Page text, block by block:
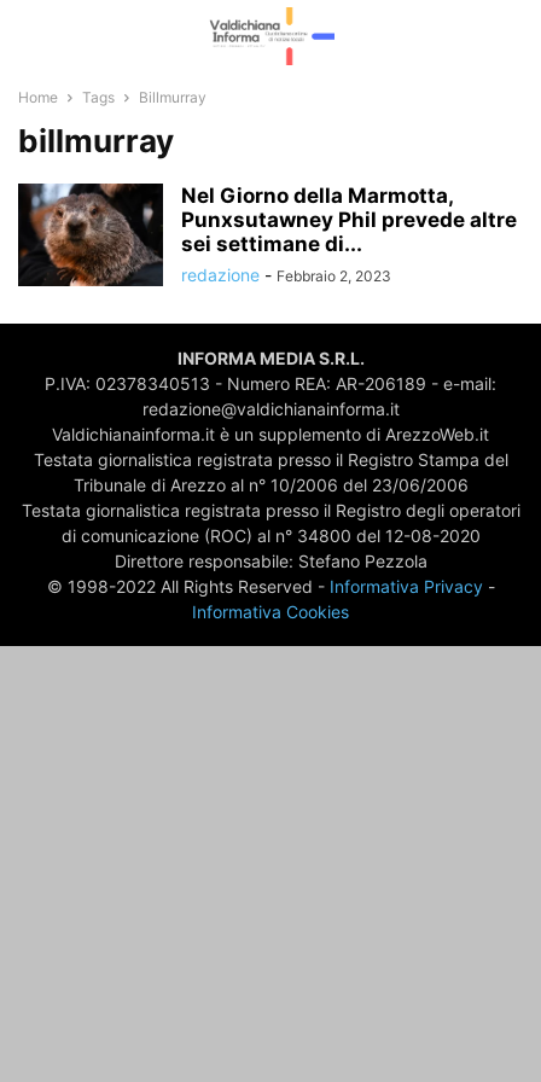
Home Tags Billmurray
billmurray
Nel Giorno della Marmotta,
Punxsutawney Phil prevede altre
sei settimane di...
redazione - Febbraio 2, 2023
INFORMA MEDIA S.R.L.
P.IVA: 02378340513 - Numero REA: AR-206189 - e-mail:
redazione@valdichianainforma.it
Valdichianainforma.it è un supplemento di ArezzoWeb.it
Testata giornalistica registrata presso il Registro Stampa del
Tribunale di Arezzo al n° 10/2006 del 23/06/2006
Testata giornalistica registrata presso il Registro degli operatori
di comunicazione (ROC) al n° 34800 del 12-08-2020
Direttore responsabile: Stefano Pezzola
© 1998-2022 All Rights Reserved - Informativa Privacy-
Informativa Cookies